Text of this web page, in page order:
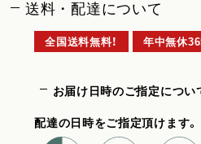
送料・配達について
全国送料無料！ 年中無休
お届け日時のご指定につい
配達の日時をご指定頂けます。